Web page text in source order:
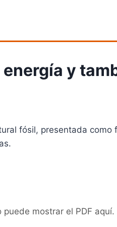
y
fósil, presentada
puede mostrar el PDF